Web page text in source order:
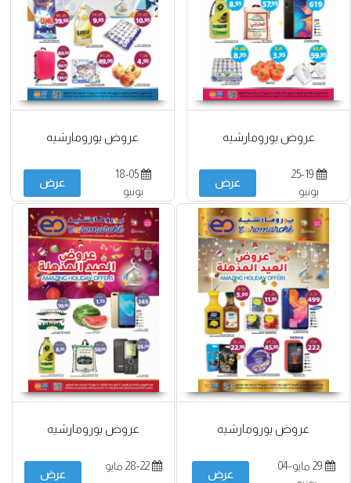
عروض يورومارشيه
25-19
يونيو
عرض
عروض يورومارشيه
18-05
يونيو
عرض
عروض يورومارشيه
29 مايو-04
عرض
عروض يورومارشيه
عرض